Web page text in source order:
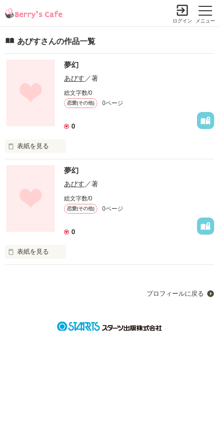
メニュー
ログイン
あびすさんの作品一覧
夢幻
あびす ／著
総文字数/0
恋愛(その他) 0ページ
0
表紙を見る
昨日までの体にまとわりつく暑さが嘘のように、カラッとした
暑さで太陽の日差しがアスファルトを照らす。
見上げると大きな入道雲が目に映る・・「ミーンミンミンミ
《夢幻》
夢幻
あびす ／著
総文字数/0
恋愛(その他) 0ページ
0
表紙を見る
見上げると大きな入道雲が目に映る・・「ミーンミンミンミ
物語の始まりはこうじゃなきゃ！！
プロフィールに戻る